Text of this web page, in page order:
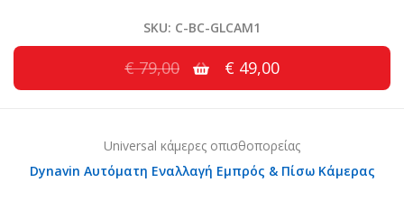
SKU: C-BC-GLCAM1
€ 79,00 € 49,00
Universal κάμερες οπισθοπορείας
Dynavin Αυτόματη Εναλλαγή Εμπρός & Πίσω Κάμερας